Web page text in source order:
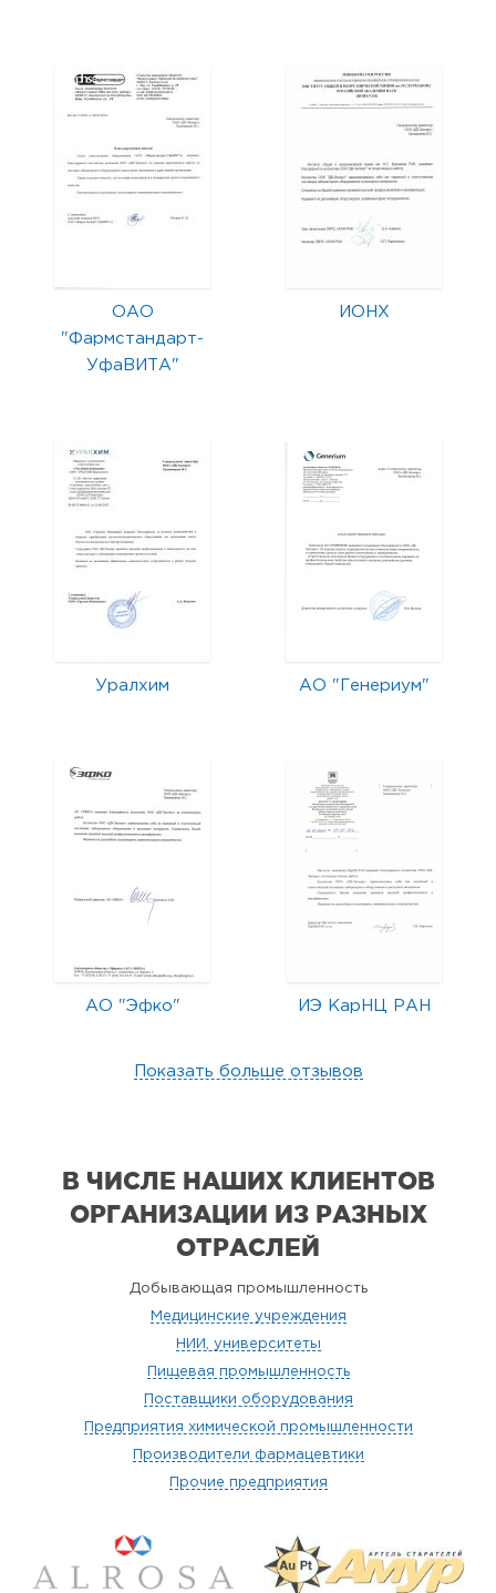
ОАО
"Фармстандарт-
УфаВИТА"
ИОНХ
Уралхим АО "Генериум"
АО "Эфко" ИЭ КарНЦ РАН
Показать больше отзывов
В ЧИСЛЕ НАШИХ КЛИЕНТОВ
ОРГАНИЗАЦИИ ИЗ РАЗНЫХ
ОТРАСЛЕЙ
Добывающая промышленность
Медицинские учреждения
НИИ, университеты
Пищевая промышленность
Поставщики оборудования
Предприятия химической промышленности
Производители фармацевтики
Прочие предприятия